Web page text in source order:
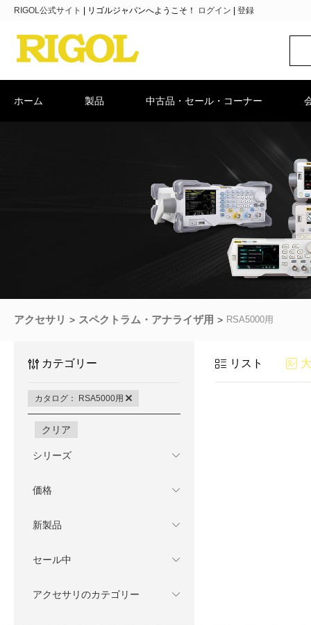
RIGOL公式サイト リゴルジャパンへようこそ！ ログイン 登録
ホーム 製品 中古品・セール・コーナー
アクセサリ スペクトラム・アナライザ用 RSA5000用
カテゴリー
カタログ： RSA5000用
クリア
シリーズ
価格
新製品
セール中
アクセサリのカテゴリー
リスト